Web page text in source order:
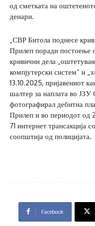
од сметката на
денари.
„СВР Битола поднесе
Прилеп поради постоење
кривични дела
компјутерски систем“ и
13.10.2025, пријавениот
шалтер за наплата во
фотографирал дебитна
Прилеп и во периодот од
71 интернет трансакција
соопштија од полицијата.
Facebook